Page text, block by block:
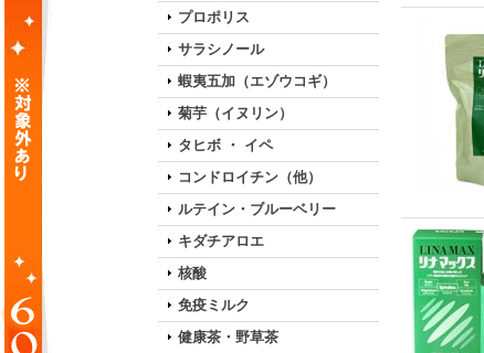
プロポリス
サラシノール
蝦夷五加（エゾウコギ）
菊芋（イヌリン）
タヒボ ・ イペ
コンドロイチン（他）
ルテイン・ブルーベリー
キダチアロエ
核酸
免疫ミルク
健康茶・野草茶